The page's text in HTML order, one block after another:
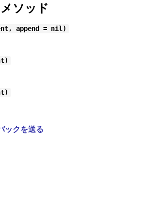
ソッド
append = nil)
ックを送る